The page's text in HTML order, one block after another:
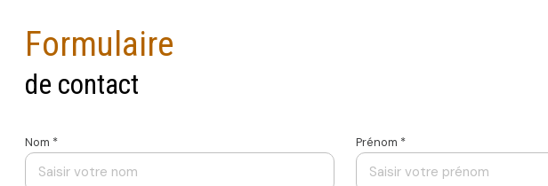
Formulaire
de contact
Nom * Prénom *